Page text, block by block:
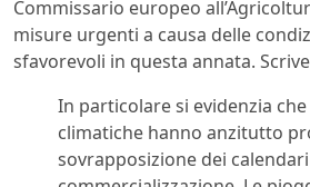
Commissario europeo
misure urgenti a causa delle
sfavorevoli in questa annata.
In particolare si evidenzia
climatiche hanno anzitutto
sovrapposizione dei